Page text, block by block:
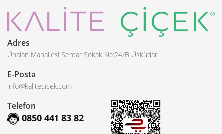
Adres
Ünalan Mahallesi Serdar Sokak No:24/B Üsküdar
E-Posta
info@kalitecicek.com
Telefon
0850 441 83 82